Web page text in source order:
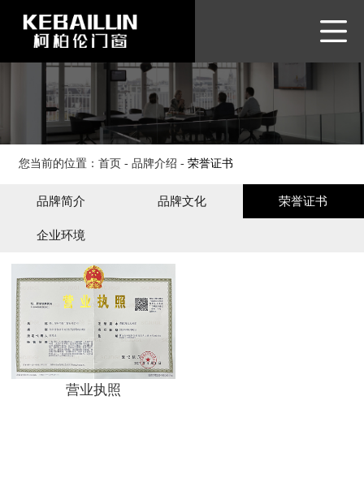
网站首页
品牌介绍
产品展示
品牌优势
您当前的位置： 首页 - 品牌介绍 - 荣誉证书
品牌简介 品牌文化 荣誉证书
企业环境
营业执照